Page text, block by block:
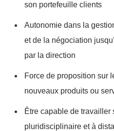
son portefeuille clients
Autonomie dans la
et de la négociation
par la direction
Force de proposition sur
nouveaux produits ou
Être capable de travailler
pluridisciplinaire et à